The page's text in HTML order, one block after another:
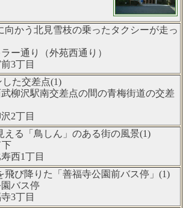
向かう北見雪枝の乗ったタクシーが走っ
ー通り（外苑西通り）
3丁目
た交差点(1)
柳沢駅南交差点の間の青梅街道の交差
2丁目
える「鳥しん」のある街の風景(1)
下
西1丁目
飛び降りた「善福寺公園前バス停」(1)
バス停
3丁目